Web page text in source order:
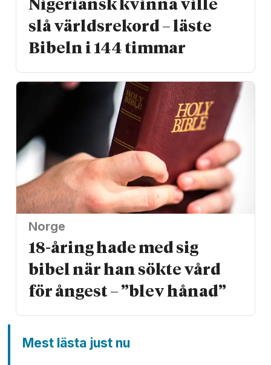
Nigeriansk kvinna ville
slå världs­rekord – läste
Bibeln i 144 timmar
Norge
18-åring hade med sig
bibel när han sökte vård
för ångest – ”blev hånad”
Mest lästa just nu